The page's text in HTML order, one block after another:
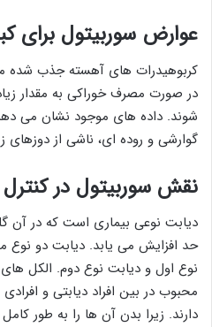
عوارض سوربیتول برای
کربوهیدرات های آهسته جذب شده
در صورت مصرف خوراکی به مقدار
شوند. داده های موجود نشان می
گوارشی و روده ای، ناشی از دوزهای
نقش سوربیتول در
دیابت نوعی بیماری است که در آن
حد افزایش می یابد. دیابت دو نوع
نوع اول و دیابت نوع دوم. الکل
محبوب در بین افراد دیابتی و
دارند. زیرا بدن آن ها را به طور